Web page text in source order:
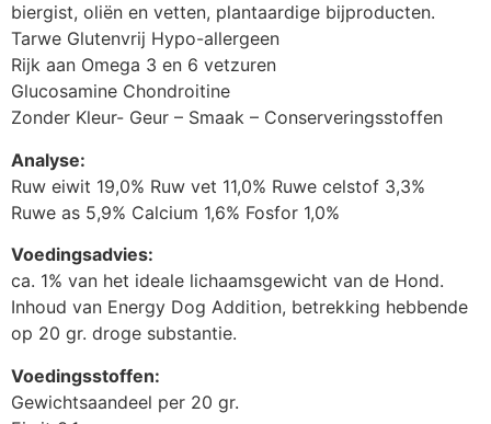
biergist, oliën en vetten, plantaardige bijproducten.
Tarwe Glutenvrij Hypo-allergeen
Rijk aan Omega 3 en 6 vetzuren
Glucosamine Chondroitine
Zonder Kleur- Geur – Smaak – Conserveringsstoffen
Analyse:
Ruw eiwit 19,0% Ruw vet 11,0% Ruwe celstof 3,3%
Ruwe as 5,9% Calcium 1,6% Fosfor 1,0%
Voedingsadvies:
ca. 1% van het ideale lichaamsgewicht van de Hond.
Inhoud van Energy Dog Addition, betrekking hebbende
op 20 gr. droge substantie.
Voedingsstoffen:
Gewichtsaandeel per 20 gr.